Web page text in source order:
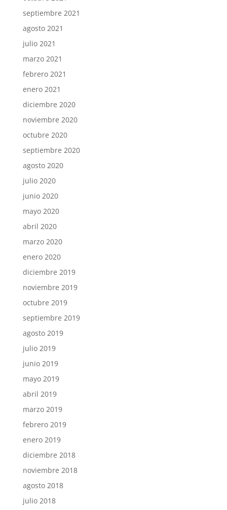
septiembre 2021
agosto 2021
julio 2021
marzo 2021
febrero 2021
enero 2021
diciembre 2020
noviembre 2020
octubre 2020
septiembre 2020
agosto 2020
julio 2020
junio 2020
mayo 2020
abril 2020
marzo 2020
enero 2020
diciembre 2019
noviembre 2019
octubre 2019
septiembre 2019
agosto 2019
julio 2019
junio 2019
mayo 2019
abril 2019
marzo 2019
febrero 2019
enero 2019
diciembre 2018
noviembre 2018
agosto 2018
julio 2018